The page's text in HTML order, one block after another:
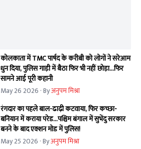
कोलकाता में TMC पार्षद के करीबी को लोगों ने सरेआम
धुन दिया, पुलिस गाड़ी में बैठा फिर भी नहीं छोड़ा...फिर
सामने आई पूरी कहानी
May 26 2026 · Byअनुपम मिश्रा
रंगदार का पहले बाल-ढाढ़ी कटवाया, फिर कच्छा-
बनियान में कराया परेड...पश्चिम बंगाल में सुभेंदु सरकार
बनने के बाद एक्शन मोड में पुलिस!
May 25 2026 · Byअनुपम मिश्रा